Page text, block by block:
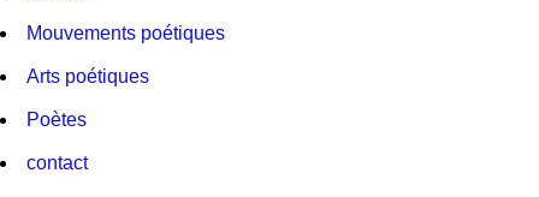
Mouvements poétiques
Arts poétiques
Poètes
contact